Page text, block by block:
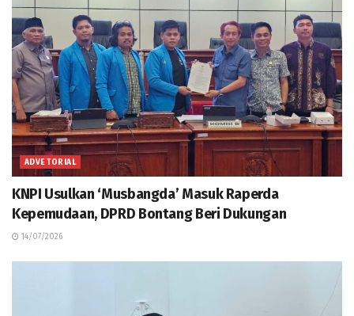
ADVETORIAL
KNPI Usulkan ‘Musbangda’ Masuk Raperda
Kepemudaan, DPRD Bontang Beri Dukungan
14/07/2026